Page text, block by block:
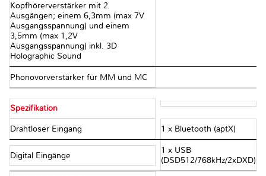
Kopfhörerverstärker mit 2
Ausgängen; einem 6,3mm (max 7V
Ausgangsspannung) und einem
3,5mm (max 1,2V
Ausgangsspannung) inkl. 3D
Holographic Sound
Phonovorverstärker für MM und MC
Spezifikation
Drahtloser Eingang 1 x Bluetooth (aptX)
Digital Eingänge
1 x USB
(DSD512/768kHz/2xDXD)